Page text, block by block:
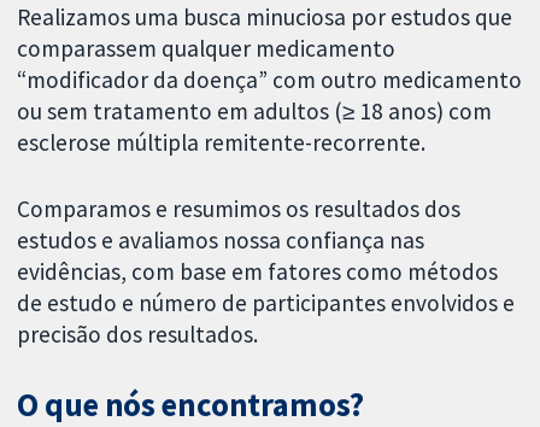
Realizamos uma busca minuciosa por estudos que
comparassem qualquer medicamento
“modificador da doença” com outro medicamento
ou sem tratamento em adultos (≥ 18 anos) com
esclerose múltipla remitente-recorrente.
Comparamos e resumimos os resultados dos
estudos e avaliamos nossa confiança nas
evidências, com base em fatores como métodos
de estudo e número de participantes envolvidos e
precisão dos resultados.
O que nós encontramos?